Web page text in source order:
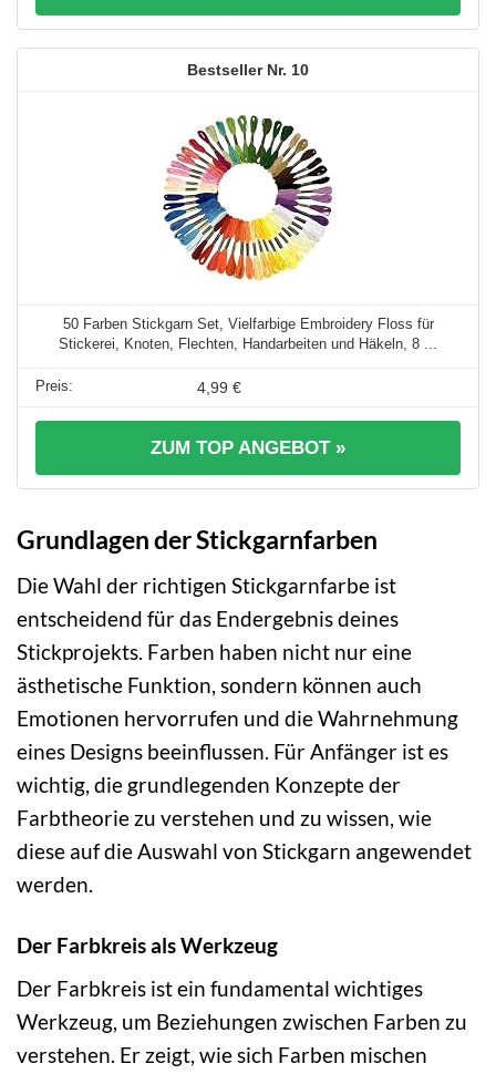
10
50 Farben Stickgarn Set, Vielfarbige Embroidery Floss für
Stickerei, Knoten, Flechten, Handarbeiten und Häkeln, 8 ...
4,99 €
ZUM TOP ANGEBOT »
Grundlagen der Stickgarnfarben
Die Wahl der richtigen Stickgarnfarbe ist
entscheidend für das Endergebnis deines
Stickprojekts. Farben haben nicht nur eine
ästhetische Funktion, sondern können auch
Emotionen hervorrufen und die Wahrnehmung
eines Designs beeinflussen. Für Anfänger ist es
wichtig, die grundlegenden Konzepte der
Farbtheorie zu verstehen und zu wissen, wie
diese auf die Auswahl von Stickgarn angewendet
werden.
Der Farbkreis als Werkzeug
Der Farbkreis ist ein fundamental wichtiges
Werkzeug, um Beziehungen zwischen Farben zu
verstehen. Er zeigt, wie sich Farben mischen